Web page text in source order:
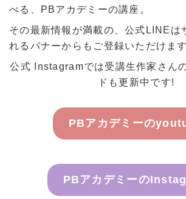
べる、PBアカデミーの講座。
その最新情報が満載の、公式LINEは
れるバナーからもご登録いただけます
公式 Instagramでは受講生作家さん
ドも更新中です!
PBアカデミーの
PBアカデミーの